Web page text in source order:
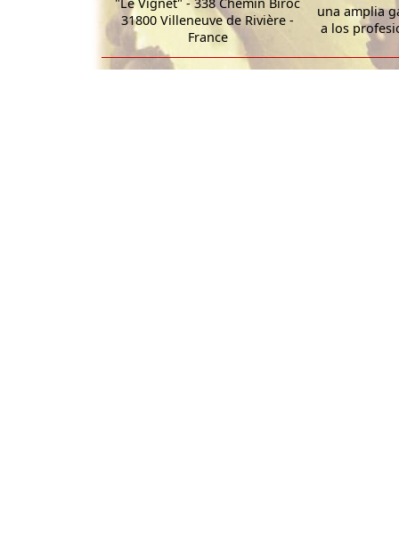
"Le Vignet" - 338 Chemin Biroc
31800 Villeneuve de Rivière -
France
una amplia
a los